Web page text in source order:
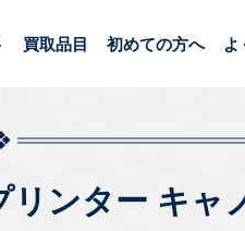
買取品目 初めての方へ よ
ンター キャ